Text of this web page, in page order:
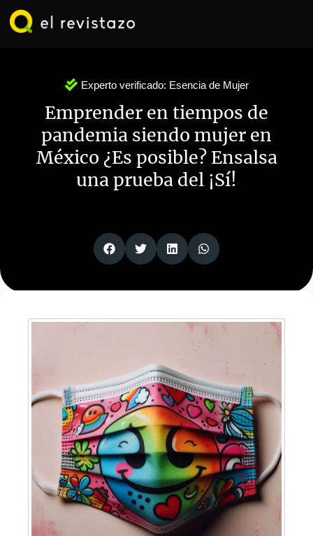
Experto verificado: Esencia de Mujer
Emprender en tiempos de
pandemia siendo mujer en
México ¿Es posible? Ensalsa
una prueba del ¡Sí!